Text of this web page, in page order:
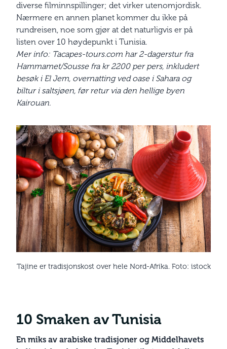
diverse filminnspillinger; det virker utenomjordisk.
Nærmere en annen planet kommer du ikke på
rundreisen, noe som gjør at det naturligvis er på
listen over 10 høydepunkt i Tunisia.
Mer info: Tacapes-tours.com har 2-dagerstur fra
Hammamet/Sousse fra kr 2200 per pers, inkludert
besøk i El Jem, overnatting ved oase i Sahara og
biltur i saltsjøen, før retur via den hellige byen
Kairouan.
Tajine er tradisjonskost over hele Nord-Afrika. Foto: istock
10 Smaken av Tunisia
En miks av arabiske tradisjoner og Middelhavets